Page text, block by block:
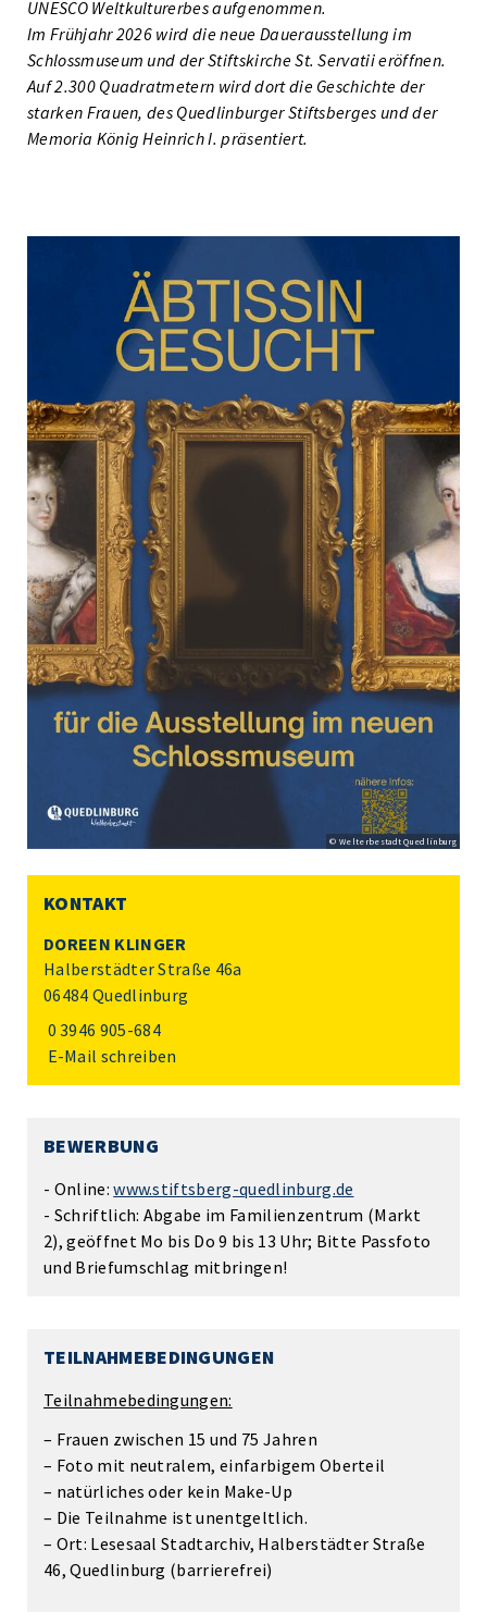
UNESCO Weltkulturerbes aufgenommen.
Im Frühjahr 2026 wird die neue Dauerausstellung im
Schlossmuseum und der Stiftskirche St. Servatii eröffnen.
Auf 2.300 Quadratmetern wird dort die Geschichte der
starken Frauen, des Quedlinburger Stiftsberges und der
Memoria König Heinrich I. präsentiert.
© Welterbestadt Quedlinburg
KONTAKT
DOREEN KLINGER
Halberstädter Straße 46a
06484 Quedlinburg
0 3946 905-684
E-Mail schreiben
BEWERBUNG
- Online:www.stiftsberg-quedlinburg.de
- Schriftlich: Abgabe im Familienzentrum (Markt
2), geöffnet Mo bis Do 9 bis 13 Uhr; Bitte Passfoto
und Briefumschlag mitbringen!
TEILNAHMEBEDINGUNGEN
Teilnahmebedingungen:
– Frauen zwischen 15 und 75 Jahren
– Foto mit neutralem, einfarbigem Oberteil
– natürliches oder kein Make-Up
– Die Teilnahme ist unentgeltlich.
– Ort: Lesesaal Stadtarchiv, Halberstädter Straße
46, Quedlinburg (barrierefrei)